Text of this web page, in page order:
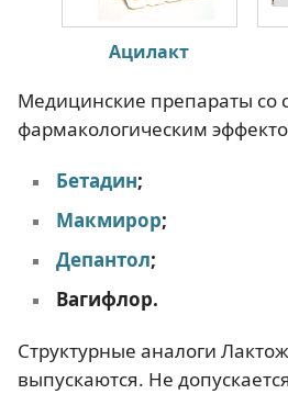
Ацилакт
Медицинские препараты со
фармакологическим
Бетадин;
Макмирор;
Депантол;
Вагифлор.
Структурные аналоги
выпускаются. Не